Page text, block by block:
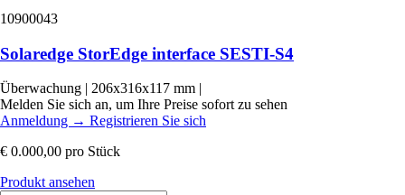
10900043
Solaredge StorEdge interface SESTI-S4
Überwachung 206x316x117 mm
Melden Sie sich an, um Ihre Preise sofort zu sehen
Anmeldung → Registrieren Sie sich
€ 0.000,00 pro Stück
Produkt ansehen